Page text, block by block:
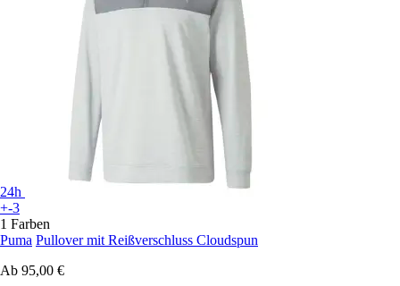
24h
+-3
1 Farben
Puma Pullover mit Reißverschluss Cloudspun
Ab 95,00 €